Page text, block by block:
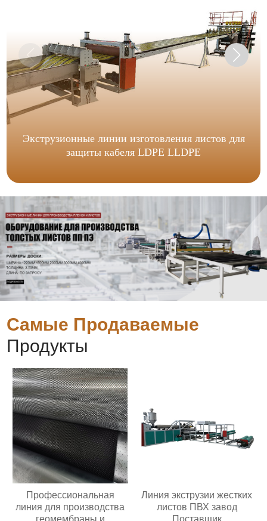
Экструзионные линии изготовления листов для
защиты кабеля LDPE LLDPE
Самые Продаваемые
Продукты
Профессиональная
линия для производства
Линия экструзии жестких
листов ПВХ завод